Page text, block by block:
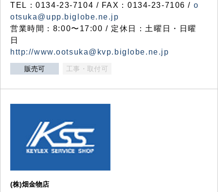
TEL：0134-23-7104 / FAX：0134-23-7106 / o
otsuka@upp.biglobe.ne.jp
営業時間：8:00〜17:00 / 定休日：土曜日・日曜
日
http://www.ootsuka@kvp.biglobe.ne.jp
販売可 工事・取付可
(株)畑金物店